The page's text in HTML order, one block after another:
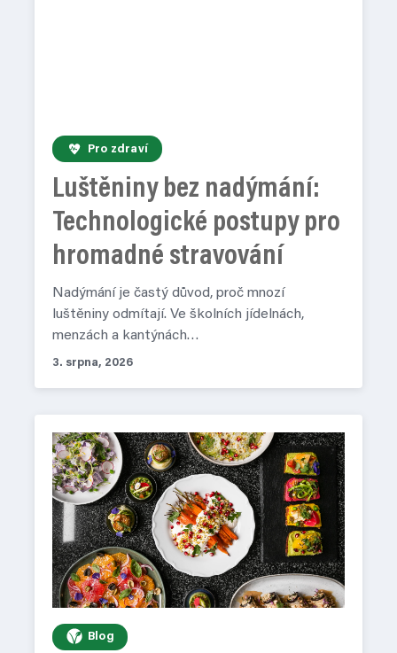
Pro zdraví
Luštěniny bez nadýmání:
Technologické postupy pro
hromadné stravování
Nadýmání je častý důvod, proč mnozí
luštěniny odmítají. Ve školních jídelnách,
menzách a kantýnách…
3. srpna, 2026
Blog